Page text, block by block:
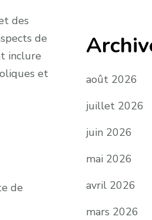
des
de
inclure
et
de
août 2026
juillet 2026
juin 2026
mai 2026
avril 2026
mars 2026